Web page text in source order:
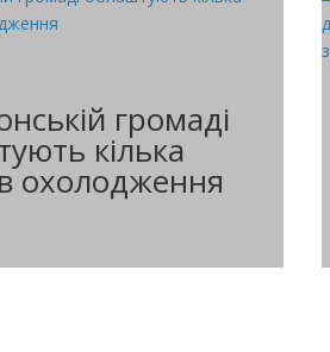
громаді
кілька
охолодження